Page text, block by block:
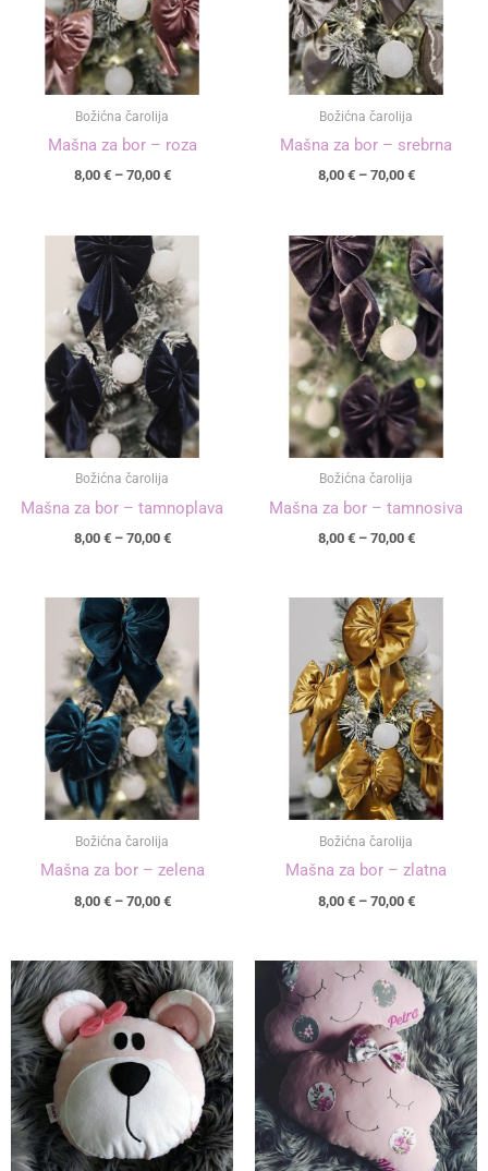
Božićna čarolija
Mašna za bor – roza
8,00 € – 70,00 €
Božićna čarolija
Mašna za bor – srebrna
8,00 € – 70,00 €
Božićna čarolija
Mašna za bor – tamnoplava
8,00 € – 70,00 €
Raspon
od
8,00 €
do
70,00 €
Božićna čarolija
Mašna za bor – tamnosiva
8,00 € – 70,00 €
Raspon
cijena:
od
8,00 €
do
70,00 €
Božićna čarolija
Mašna za bor – zelena
8,00 € – 70,00 €
Raspon
cijena:
8,00 €
do
70,00 €
Božićna čarolija
Mašna za bor – zlatna
8,00 € – 70,00 €
Raspon
cijena:
od
8,00 €
do
70,00 €